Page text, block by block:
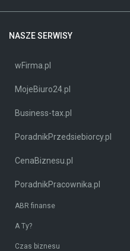
NASZE SERWISY
wFirma.pl
MojeBiuro24.pl
Business-tax.pl
PoradnikPrzedsiebiorcy.pl
CenaBiznesu.pl
PoradnikPracownika.pl
ABR finanse
A Ty?
Czas biznesu